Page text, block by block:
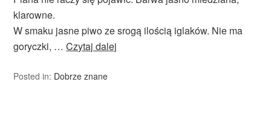
klarowne.
W smaku jasne piwo ze srogą ilością iglaków. Nie ma
goryczki, …Czytaj dalej
Posted in: Dobrze znane